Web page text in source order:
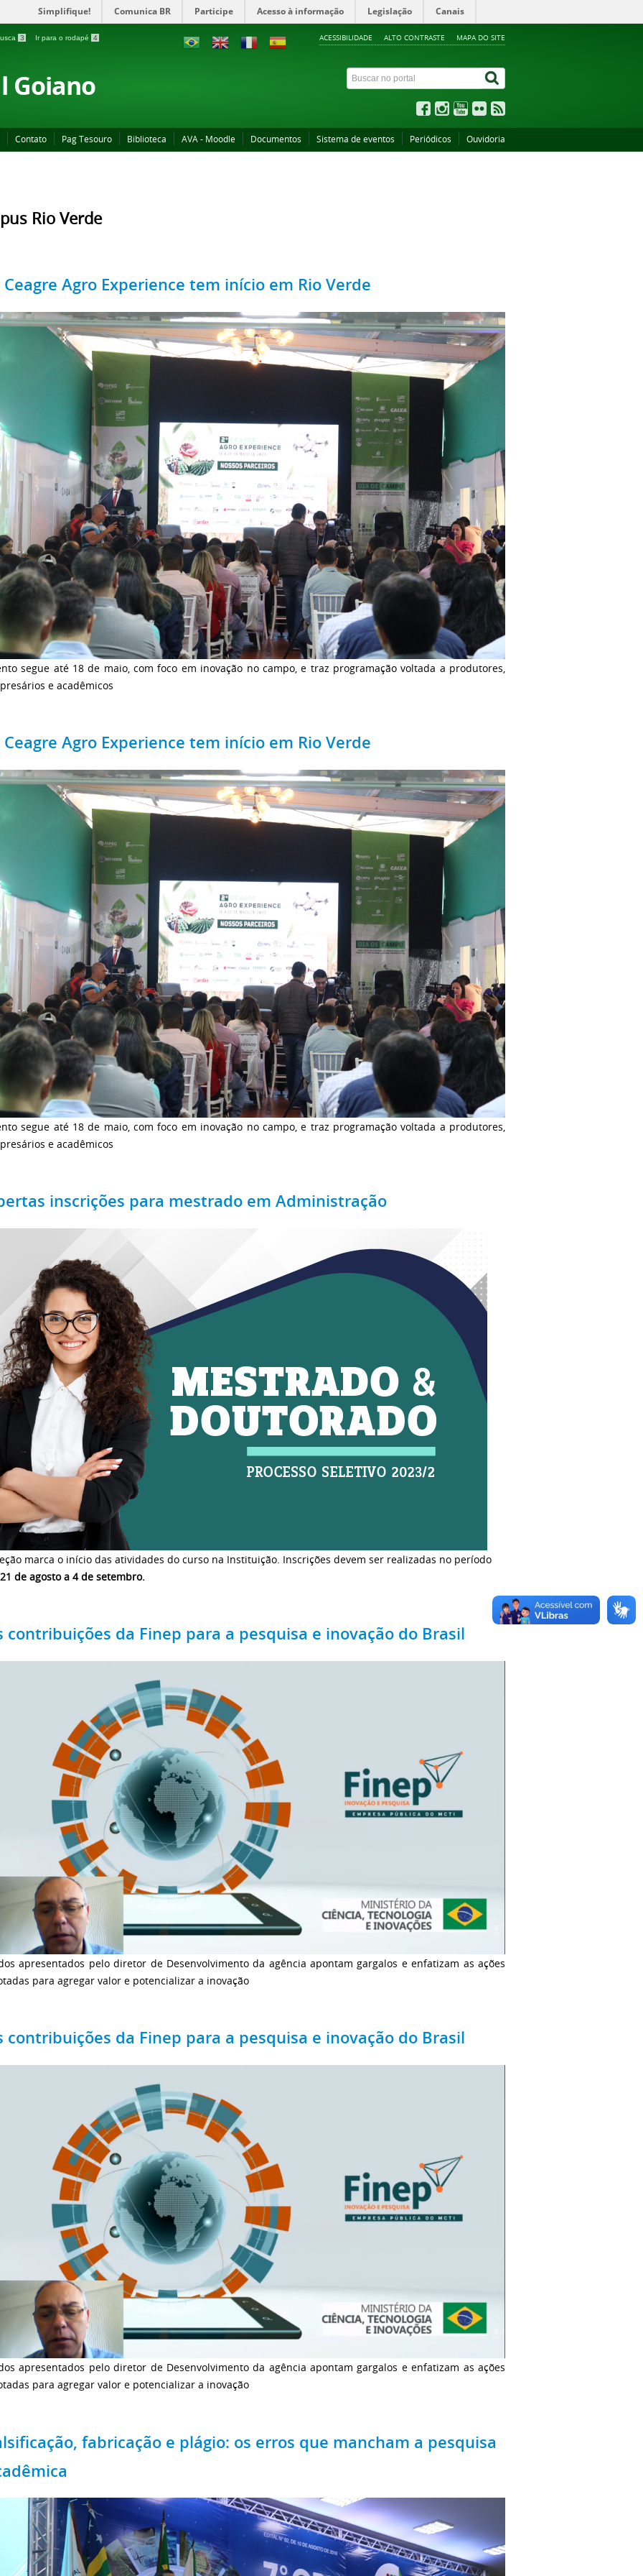
Simplifique! Comunica BR Participe Acesso à informação Legislação Canais
3 Ir para o rodapé 4 ACESSIBILIDADE ALTO CONTRASTE MAPA DO SITE
Goiano
Contato Pag Tesouro Biblioteca AVA - Moodle Documentos Sistema de eventos Periódicos Ouvidoria
Rio Verde
Ceagre Agro Experience tem início em Rio Verde
segue até 18 de maio, com foco em inovação no campo, e traz programação voltada a produtores,
e acadêmicos
Ceagre Agro Experience tem início em Rio Verde
segue até 18 de maio, com foco em inovação no campo, e traz programação voltada a produtores,
e acadêmicos
inscrições para mestrado em Administração
marca o início das atividades do curso na Instituição. Inscrições devem ser realizadas no período
21 de agosto a 4 de setembro.
contribuições da Finep para a pesquisa e inovação do Brasil
apresentados pelo diretor de Desenvolvimento da agência apontam gargalos e enfatizam as ações
para agregar valor e potencializar a inovação
contribuições da Finep para a pesquisa e inovação do Brasil
apresentados pelo diretor de Desenvolvimento da agência apontam gargalos e enfatizam as ações
para agregar valor e potencializar a inovação
fabricação e plágio: os erros que mancham a pesquisa